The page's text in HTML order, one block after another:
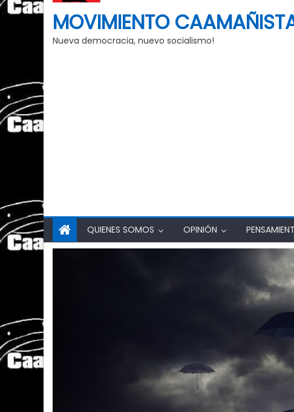
MOVIMIENTO
Nueva democracia, nuevo socialismo!
QUIENES SOMOS OPINIÓN